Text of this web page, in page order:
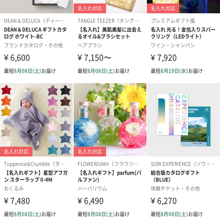
短冊のし
商品の形質上、短冊型の熨斗紙で対応させていただいておりま
す。
セット商品をご購入時に短冊のしオプションを選択された場合、
結婚祝い（結婚御祝）
（110円）
出産祝い（御出産祝）
（110円）
金銀結び切り(
い用)（寿）（